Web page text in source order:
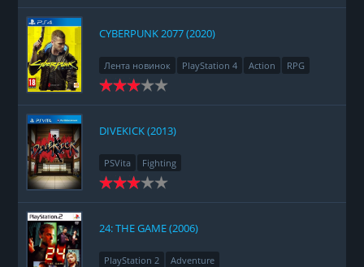
CYBERPUNK 2077 (2020)
Лента новинок PlayStation 4 Action
RPG
Racing
Adventure
DIVEKICK (2013)
PSVita Fighting
24: THE GAME (2006)
PlayStation 2 Adventure